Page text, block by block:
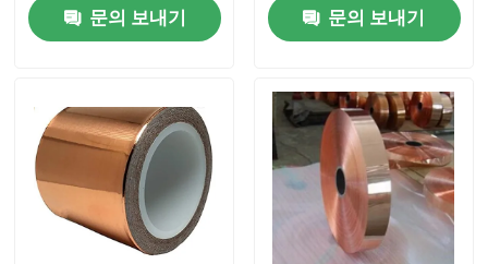
홈
회사 소개
문의 보내기
문의 보내기